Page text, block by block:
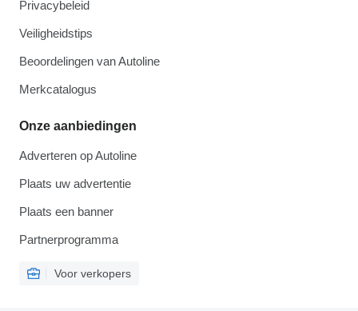
Privacybeleid
Veiligheidstips
Beoordelingen van Autoline
Merkcatalogus
Onze aanbiedingen
Adverteren op Autoline
Plaats uw advertentie
Plaats een banner
Partnerprogramma
Voor verkopers